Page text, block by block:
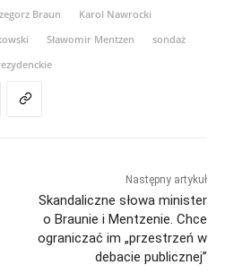
Braun
Karol Nawrocki
Sławomir Mentzen
sondaż
Następny artykuł
Skandaliczne słowa minister
o Braunie i Mentzenie. Chce
ograniczać im „przestrzeń w
debacie publicznej”